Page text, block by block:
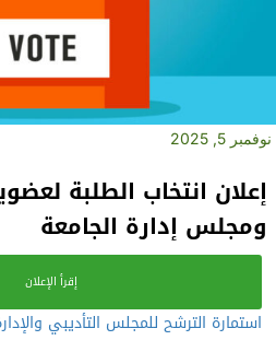
نوفمبر 5, 2025
إعلان انتخاب الطلبة
ومجلس إدارة الجامعة
إقرأ الإعلان
استمارة الترشح للمجلس التأديبي